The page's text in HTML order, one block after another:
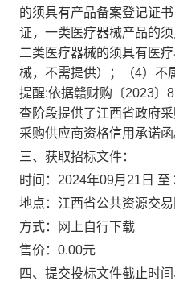
的须具有产品备案登记证
证，一类医疗器械产品的
二类医疗器械的须具有医
械，不需提供）；（4）不
提醒:依据赣财购〔2023〕
查阶段提供了江西省政府
采购供应商资格信用承诺函
三、获取招标文件：
时间：2024年09月21日
地点：江西省公共资源交
方式：网上自行下载
售价：0.00元
四、提交投标文件截止时间